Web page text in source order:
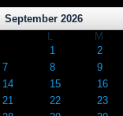
September 2026
L
M
1
2
7
8 9
14
15 16
21
22 23